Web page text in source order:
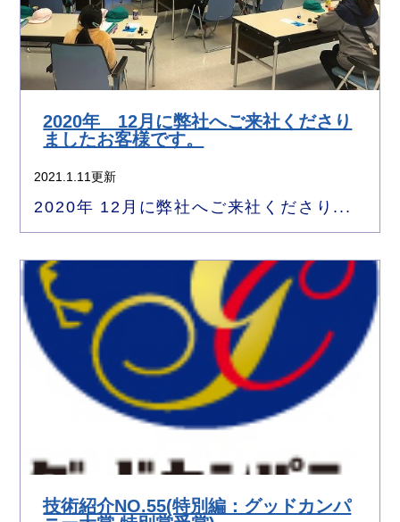
2020年 12月に弊社へご来社くださり
ましたお客様です。
2021.1.11更新
2020年 12月に弊社へご来社くださり...
技術紹介NO.55(特別編：グッドカンパ